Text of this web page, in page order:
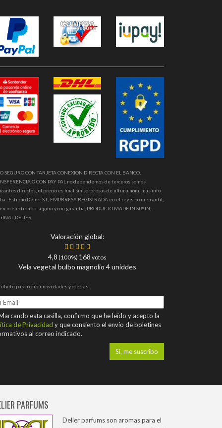
SEGURO CON TARJETA CONEXION DIRECTA CON EL BANCO,
O CON PAY PAL no dependemos de terceros somos
directos, el precio es final sin sorpresas de última hora, mas info
. Estudio Delier S.L, EMPRRESA REGISTRADA en el registro mercantil,
electronico seguro y con garantia, PRODUCTO MADE IN SPAIN,
DELIER
Valoración global:
4,8 (100%) 168 votos
Vela vegetal bulbo magnolio 4 uniddes
para recibir novedades y ofertas.
esta casilla, confirmo que he leído y acepto la
de Privacidad y que consiento el envío de boletines
al correo indicado.
PARFUMS
Delier parfums son aromas para el